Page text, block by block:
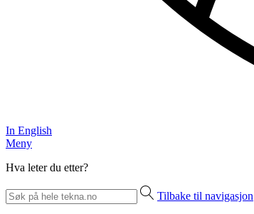
In English
Meny
Hva leter du etter?
Tilbake til navigasjon